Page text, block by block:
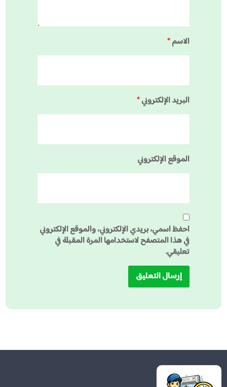
الاسم*
البريد الإلكتروني*
الموقع الإلكتروني
احفظ اسمي، بريدي الإلكتروني، والموقع الإلكتروني
في هذا المتصفح لاستخدامها المرة المقبلة في
تعليقي.